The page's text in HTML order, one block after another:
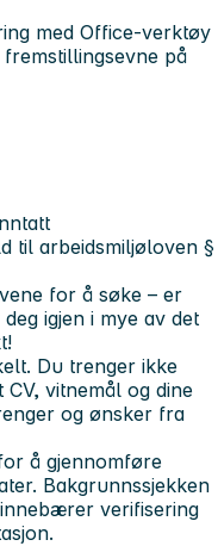
med Office-verktøy
på
til arbeidsmiljøloven §
for å søke – er
igjen i mye av det
Du trenger ikke
vitnemål og dine
og ønsker fra
å gjennomføre
Bakgrunnssjekken
verifisering